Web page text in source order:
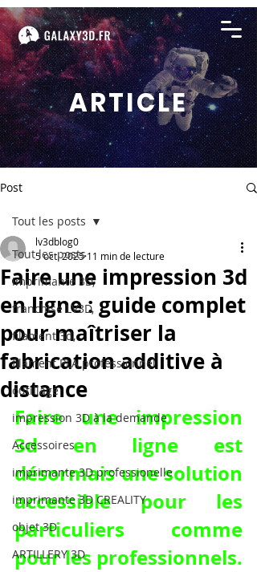
ARTICLE
Post
Tout les posts
imprimante 3D,
franchise LV3D,
filament 3d,
filament PLA professionnel
outillage
impression 3D à la demande
Accessoires
imprimante 3D professionelle
imprimante 3D CREALITY
objet 3D
ARTILLERY 3D
Tout les posts
Faire une impression 3d
en ligne : guide complet
pour maîtriser la
fabrication additive à
distance
lv3dblog0
5 oct. 2025 11 min de lecture
Faire une impression
3d en ligne est
désormais une solution
accessible pour les
particuliers comme
pour les professionnels.